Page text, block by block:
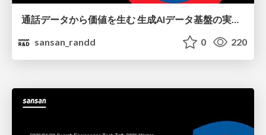
通話データから価値を生む 生成AIデータ基盤の実践 / CO-LAB_Tech_Night
sansan_randd
0 220